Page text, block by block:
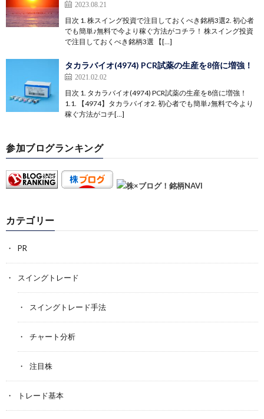
2023.08.21
目次 1. 株スイング投資で注目しておくべき銘柄3選2. 初心者
でも簡単♪無料で今より稼ぐ方法がコチラ！ 株スイング投資
で注目しておくべき銘柄3選 【[…]
タカラバイオ(4974) PCR試薬の生産を8倍に増強！
2021.02.02
目次 1. タカラバイオ(4974) PCR試薬の生産を8倍に増強！
1.1. 【4974】タカラバイオ2. 初心者でも簡単♪無料で今より
稼ぐ方法がコチ[…]
参加ブログランキング
カテゴリー
PR
スイングトレード
スイングトレード手法
チャート分析
注目株
トレード基本